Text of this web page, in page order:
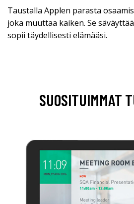
Taustalla Applen parasta
joka muuttaa kaiken. Se
sopii täydellisesti elämääsi.
SUOSITUIMMAT